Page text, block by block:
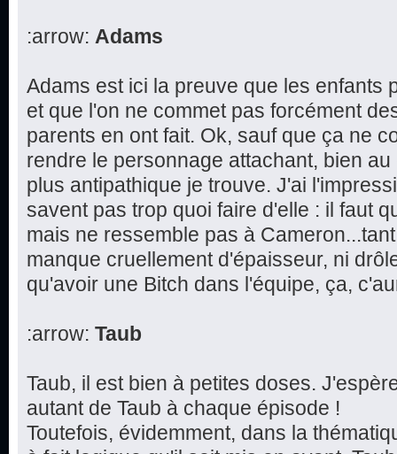
:arrow: Adams
Adams est ici la preuve que les enfants
et que l'on ne commet pas forcément
parents en ont fait. Ok, sauf que ça ne
rendre le personnage attachant, bien
plus antipathique je trouve. J'ai
savent pas trop quoi faire d'elle : il faut
mais ne ressemble pas à
manque cruellement d'épaisseur, ni
qu'avoir une Bitch dans l'équipe, ça,
:arrow: Taub
Taub, il est bien à petites doses.
autant de Taub à chaque épisode !
Toutefois, évidemment, dans la